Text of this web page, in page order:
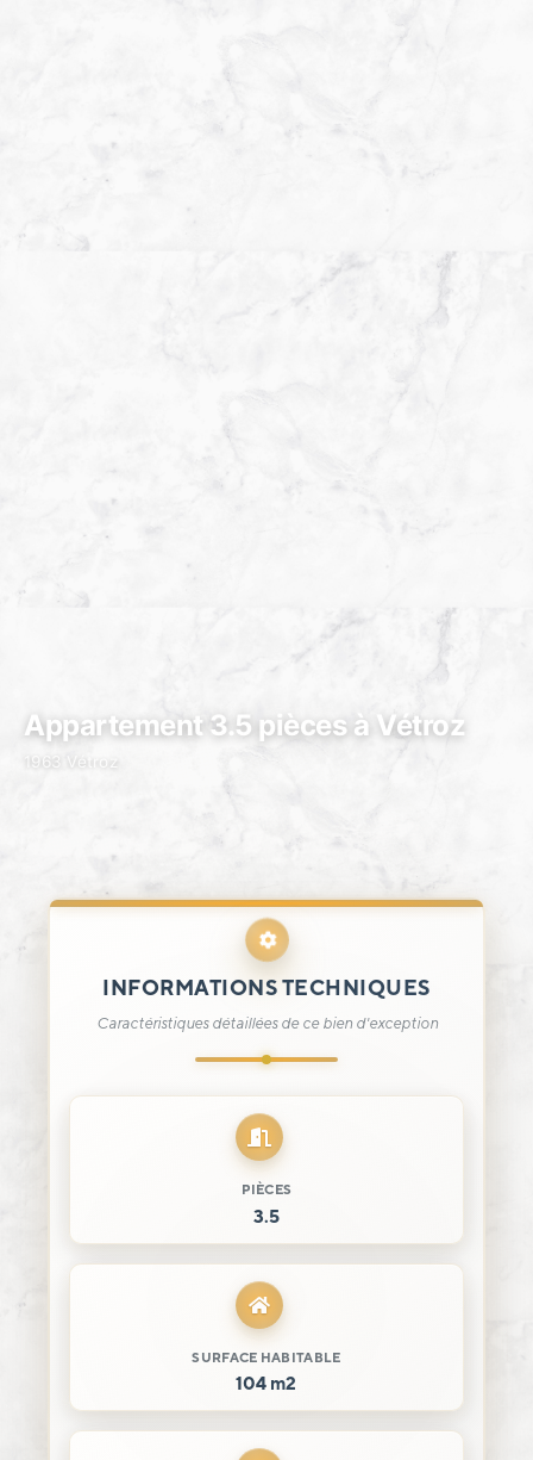
Appartement 3.5 pièces à Vétroz
1963 Vétroz
INFORMATIONS TECHNIQUES
Caractéristiques détaillées de ce bien d'exception
PIÈCES
3.5
SURFACE HABITABLE
104 m2